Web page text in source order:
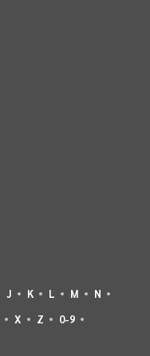
J K L M
N
X Z 0-9